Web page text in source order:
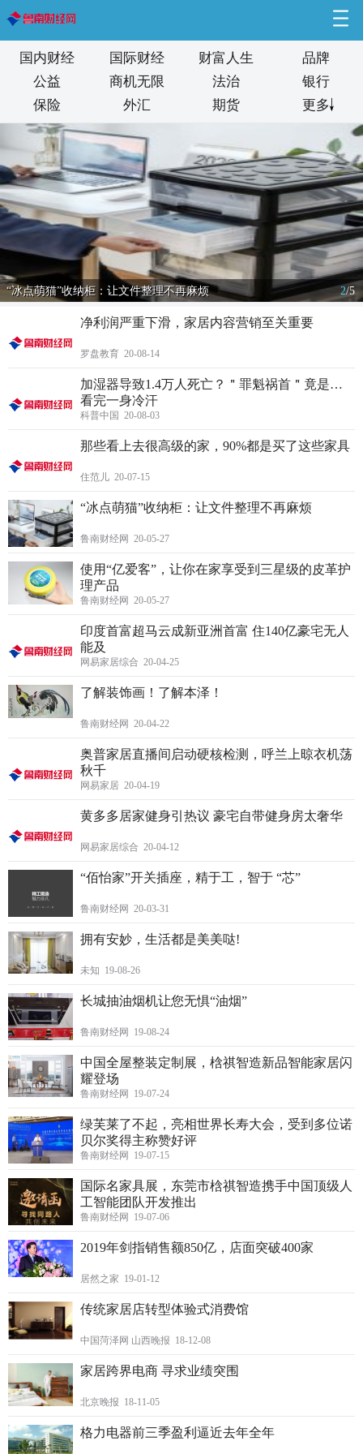
国内财经 国际财经 财富人生
品牌
公益
商机无限 法治
银行
保险
外汇 期货 更多
“冰点萌猫”收纳柜：让文件整理不再麻烦 2/5
净利润严重下滑，家居内容营销至关重要
罗盘教育 20-08-14
加湿器导致1.4万人死亡？＂罪魁祸首＂竟是…
看完一身冷汗
科普中国 20-08-03
那些看上去很高级的家，90%都是买了这些家具
住范儿 20-07-15
“冰点萌猫”收纳柜：让文件整理不再麻烦
鲁南财经网 20-05-27
使用“亿爱客”，让你在家享受到三星级的皮革护
理产品
鲁南财经网 20-05-27
印度首富超马云成新亚洲首富 住140亿豪宅无人
能及
网易家居综合 20-04-25
了解装饰画！了解本泽！
鲁南财经网 20-04-22
奥普家居直播间启动硬核检测，呼兰上晾衣机荡
秋千
网易家居 20-04-19
黄多多居家健身引热议 豪宅自带健身房太奢华
网易家居综合 20-04-12
“佰怡家”开关插座，精于工，智于 “芯”
鲁南财经网 20-03-31
拥有安妙，生活都是美美哒!
未知 19-08-26
长城抽油烟机让您无惧“油烟”
鲁南财经网 19-08-24
中国全屋整装定制展，梒祺智造新品智能家居闪
耀登场
鲁南财经网 19-07-24
绿芙莱了不起，亮相世界长寿大会，受到多位诺
贝尔奖得主称赞好评
鲁南财经网 19-07-15
国际名家具展，东莞市梒祺智造携手中国顶级人
工智能团队开发推出
鲁南财经网 19-07-06
2019年剑指销售额850亿，店面突破400家
居然之家 19-01-12
传统家居店转型体验式消费馆
中国菏泽网 山西晚报 18-12-08
家居跨界电商 寻求业绩突围
北京晚报 18-11-05
格力电器前三季盈利逼近去年全年